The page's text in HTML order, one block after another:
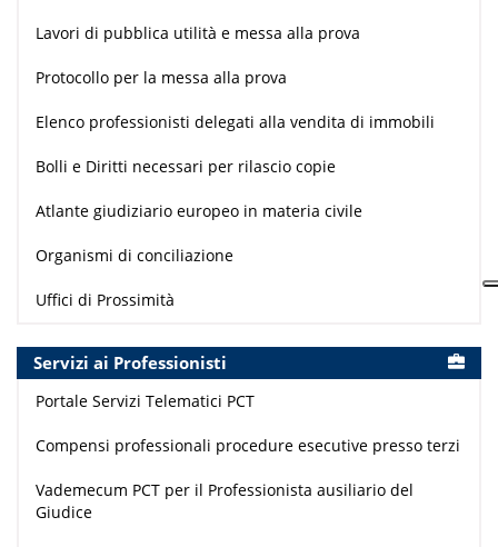
Lavori di pubblica utilità e messa alla prova
Protocollo per la messa alla prova
Elenco professionisti delegati alla vendita di immobili
Bolli e Diritti necessari per rilascio copie
Atlante giudiziario europeo in materia civile
Organismi di conciliazione
Uffici di Prossimità
Servizi ai Professionisti
Portale Servizi Telematici PCT
Compensi professionali procedure esecutive presso terzi
Vademecum PCT per il Professionista ausiliario del
Giudice